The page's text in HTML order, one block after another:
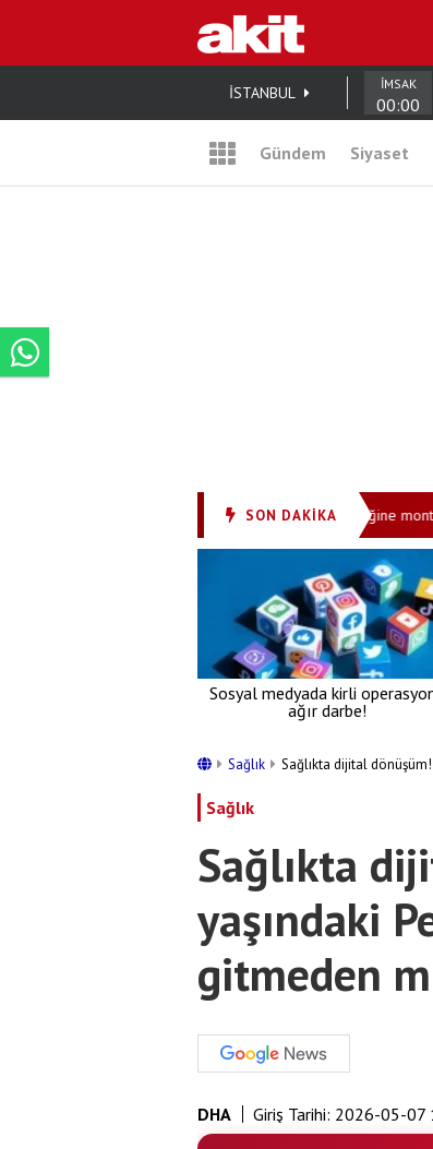
İSTANBUL İMSAK
00:00
Gündem Siyaset
SON DAKİKA
Çiçek’in rezilliğine montaj kılıfı:
Sosyal medyada kirli
ağır darbe!
Sağlık Sağlıkta dijital
Sağlık
Sağlıkta
yaşındaki
gitmeden
DHA Giriş Tarihi: 2026-05-07